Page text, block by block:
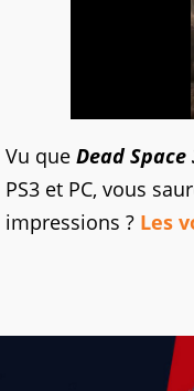
Vu que Dead Space
PS3 et PC, vous
impressions ? Les